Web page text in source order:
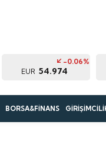
EUR 54.974
-0.06%
BORSA&FİNANS